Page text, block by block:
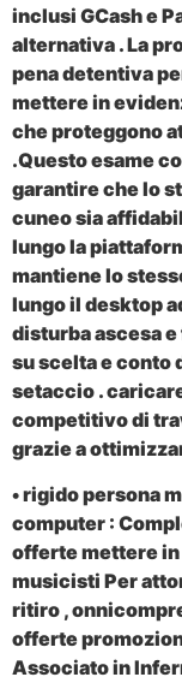
inclusi GCash e
alternativa . La
pena detentiva
mettere in
che proteggono
.Questo esame
garantire che lo
cuneo sia
lungo la
mantiene lo
lungo il desktop
disturba ascesa
su scelta e
setaccio .
competitivo di
grazie a
• rigido persona
computer :
offerte mettere
musicisti Per
ritiro ,
offerte
Associato in